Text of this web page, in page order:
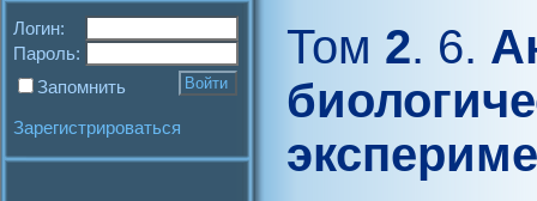
Логин:
Пароль:
Запомнить
Зарегистрироваться
Том 2. 6.